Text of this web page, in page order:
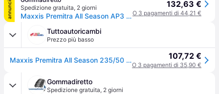
annuncio
Spedizione gratuita, 2 giorni
Maxxis Premitra All Season AP3 SUV ( 235/50 R19 103W XL, con bordino di protezione del cerchio (FSL) )
132,63 €
O 3 pagamenti di 44,21 €
Tuttoautoricambi
Prezzo più basso
Maxxis Premitra All Season 235/50 R19 103W auto Pneumatici quattro stagioni Pneumatici 42358650 107,72 €
O 3 pagamenti di 35,90 €
Gommadiretto
Spedizione gratuita, 2 giorni